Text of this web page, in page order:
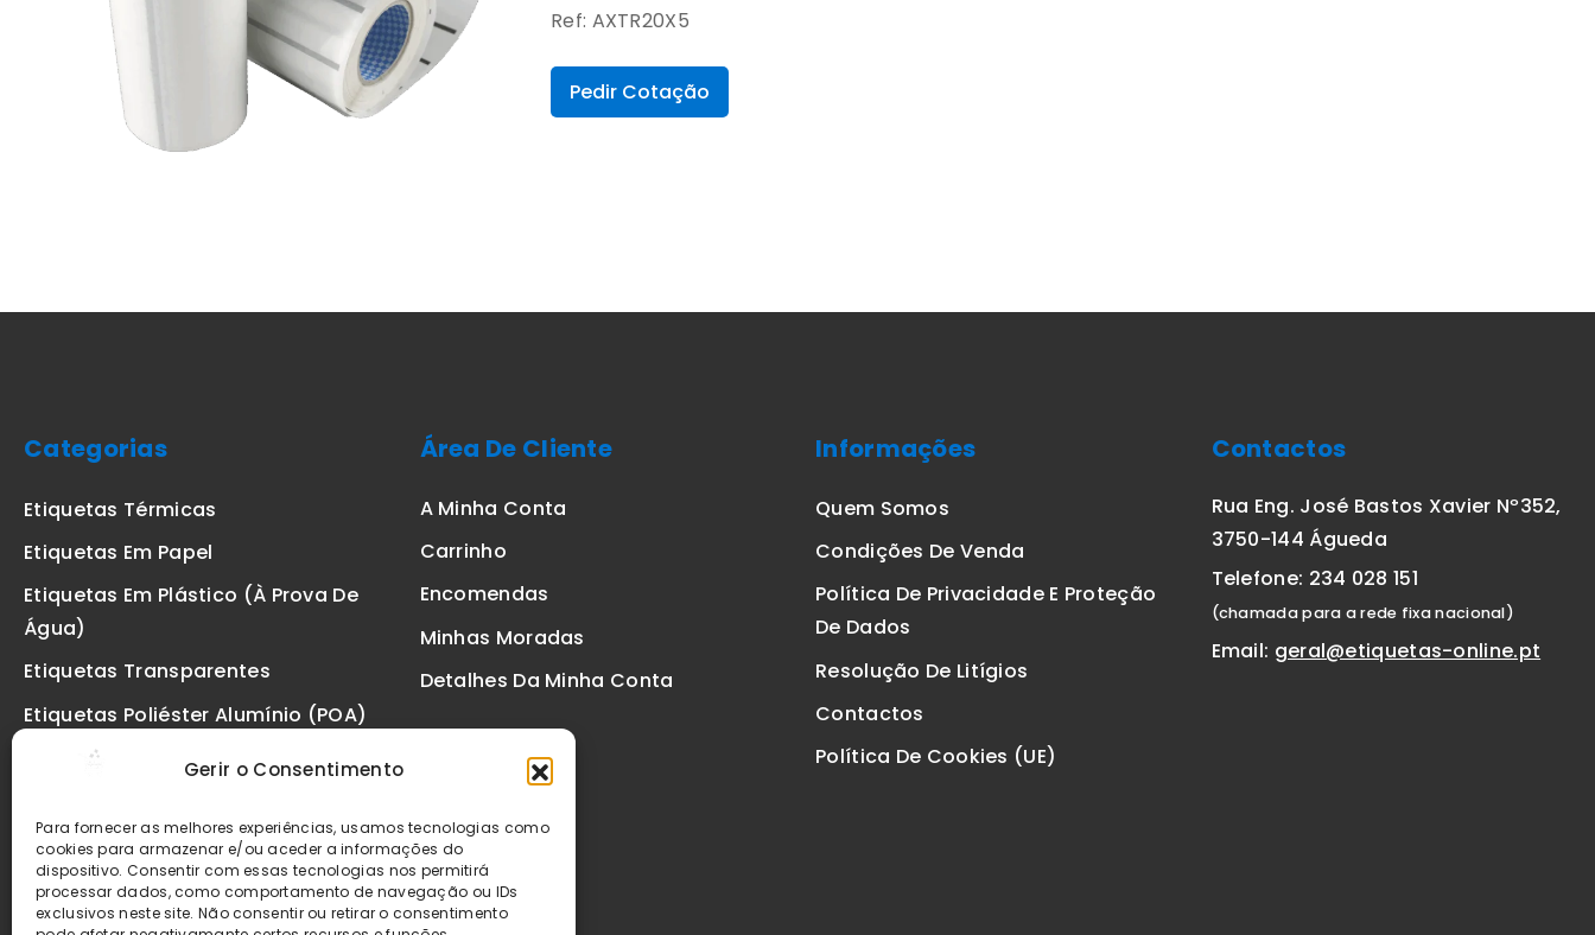
Gerir o Consentimento
Para fornecer as melhores experiências, usamos tecnologias como
cookies para armazenar e/ou aceder a informações do
dispositivo. Consentir com essas tecnologias nos permitirá
processar dados, como comportamento de navegação ou IDs
exclusivos neste site. Não consentir ou retirar o consentimento
Ref: AXTR20X5
Pedir Cotação
Categorias
Etiquetas Térmicas
Etiquetas Em Papel
Etiquetas Em Plástico (à Prova De
Água)
Etiquetas Transparentes
Etiquetas Poliéster Alumínio (POA)
Etiquetas De Segurança VOID
Etiquetas Zebra
Fitas
Área De Cliente
A Minha Conta
Carrinho
Encomendas
Minhas Moradas
Detalhes Da Minha Conta
Informações
Quem Somos
Condições De Venda
Política De Privacidade E Proteção
De Dados
Resolução De Litígios
Contactos
Política De Cookies (UE)
Contactos
Rua Eng. José Bastos Xavier Nº352,
3750-144 Águeda
Telefone: 234 028 151
(chamada para a rede fixa nacional)
Email: geral@etiquetas-online.pt